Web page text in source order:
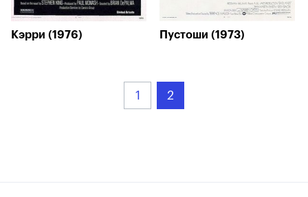
Кэрри (1976) Пустоши (1973)
1 2